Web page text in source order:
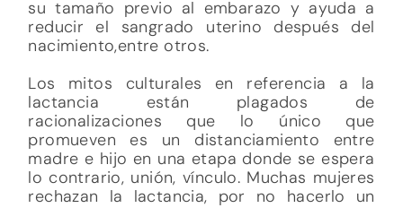
su tamaño previo al embarazo y ayuda a
reducir el sangrado uterino después del
nacimiento,entre otros.
Los mitos culturales en referencia a la
lactancia están plagados de
racionalizaciones que lo único que
promueven es un distanciamiento entre
madre e hijo en una etapa donde se espera
lo contrario, unión, vínculo. Muchas mujeres
rechazan la lactancia, por no hacerlo un